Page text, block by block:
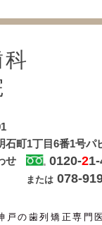
石町1丁目6番1号パ
せ
0120-2
または 078-
戸の歯列矯正専